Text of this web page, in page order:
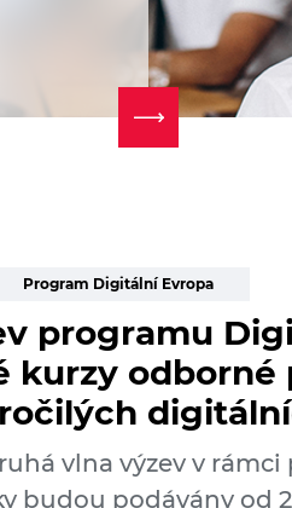
Program Digitální Evropa
programu
kurzy odborné
vlna výzev v
budou podávány od